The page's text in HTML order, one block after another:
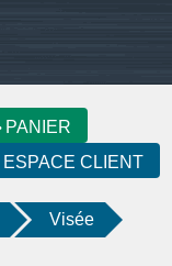
PANIER
ESPACE CLIENT
Visée